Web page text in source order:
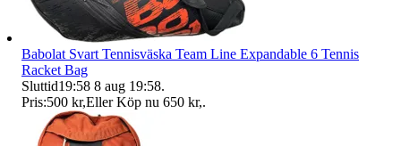
Babolat Svart Tennisväska Team Line Expandable 6 Tennis
Racket Bag
Sluttid19:58 8 aug 19:58.
Pris:500 kr,Eller Köp nu 650 kr,.